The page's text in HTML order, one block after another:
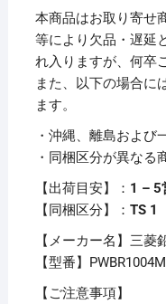
ー
カ
ー
ユ
ニ
お
知
ら
セ
ン
ー
カ
ー
本商品はお取り寄せ
等により欠品・遅延
れ入りますが、何卒
また、以下の場合に
ます。
・沖縄、離島および
・同梱区分が異なる
【出荷目安】： 1 – 5
【同梱区分】： TS 1
【メーカー名】三菱
【型番】
【ご注意事項】